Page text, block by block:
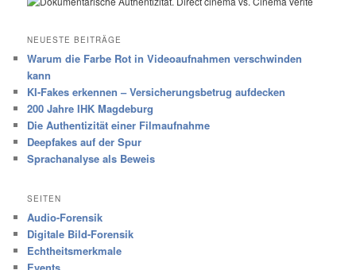
NEUESTE BEITRÄGE
Warum die Farbe Rot in Videoaufnahmen verschwinden
kann
KI-Fakes erkennen – Versicherungsbetrug aufdecken
200 Jahre IHK Magdeburg
Die Authentizität einer Filmaufnahme
Deepfakes auf der Spur
Sprachanalyse als Beweis
SEITEN
Audio-Forensik
Digitale Bild-Forensik
Echtheitsmerkmale
Events